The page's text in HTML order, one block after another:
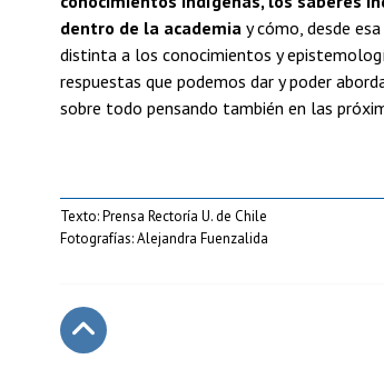
dentro de la academia y cómo, desde
distinta a los conocimientos y
respuestas que podemos dar y poder
sobre todo pensando también en las
Texto: Prensa Rectoría U. de Chile
Fotografías: Alejandra Fuenzalida